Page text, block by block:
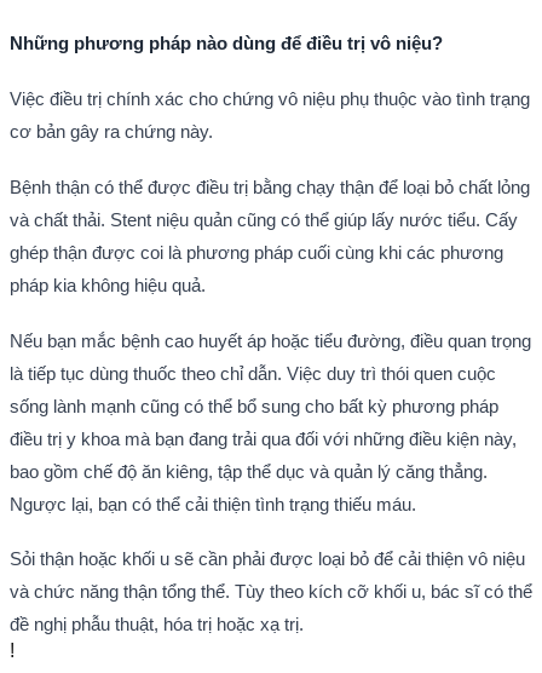
Những phương pháp nào dùng để điều trị vô niệu?
Việc điều trị chính xác cho chứng vô niệu phụ thuộc vào tình trạng
cơ bản gây ra chứng này.
Bệnh thận có thể được điều trị bằng chạy thận để loại bỏ chất lỏng
và chất thải. Stent niệu quản cũng có thể giúp lấy nước tiểu. Cấy
ghép thận được coi là phương pháp cuối cùng khi các phương
pháp kia không hiệu quả.
Nếu bạn mắc bệnh cao huyết áp hoặc tiểu đường, điều quan trọng
là tiếp tục dùng thuốc theo chỉ dẫn. Việc duy trì thói quen cuộc
sống lành mạnh cũng có thể bổ sung cho bất kỳ phương pháp
điều trị y khoa mà bạn đang trải qua đối với những điều kiện này,
bao gồm chế độ ăn kiêng, tập thể dục và quản lý căng thẳng.
Ngược lại, bạn có thể cải thiện tình trạng thiếu máu.
Sỏi thận hoặc khối u sẽ cần phải được loại bỏ để cải thiện vô niệu
và chức năng thận tổng thể. Tùy theo kích cỡ khối u, bác sĩ có thể
đề nghị phẫu thuật, hóa trị hoặc xạ trị.
!